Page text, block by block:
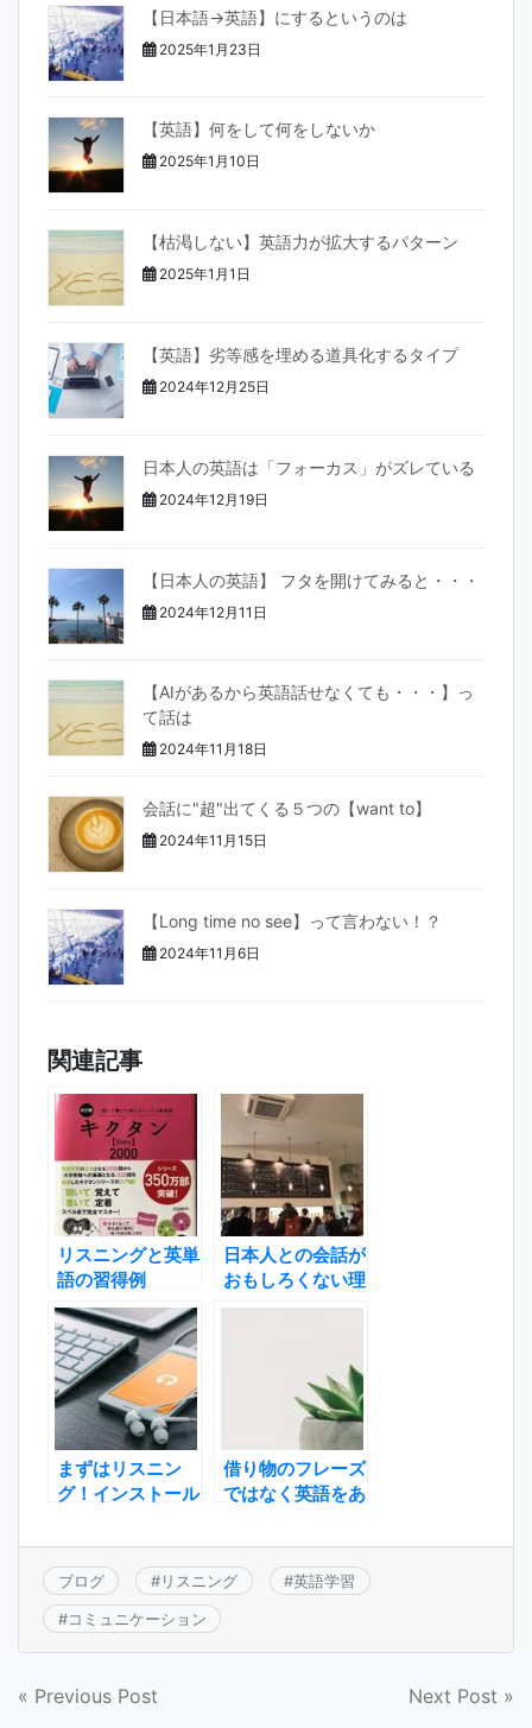
【日本語→英語】にするというのは
2025年1月23日
【英語】何をして何をしないか
2025年1月10日
【枯渇しない】英語力が拡大するパターン
2025年1月1日
【英語】劣等感を埋める道具化するタイプ
2024年12月25日
日本人の英語は「フォーカス」がズレている
2024年12月19日
【日本人の英語】 フタを開けてみると・・・
2024年12月11日
【AIがあるから英語話せなくても・・・】っ
て話は
2024年11月18日
会話に"超"出てくる５つの【want to】
2024年11月15日
【Long time no see】って言わない！？
2024年11月6日
関連記事
リスニングと英単
語の習得例
日本人との会話が
おもしろくない理
由
まずはリスニン
グ！インストール
借り物のフレーズ
ではなく英語をあ
コツ
ブログ #リスニング #英語学習
#コミュニケーション
投
« Previous Post Next Post »